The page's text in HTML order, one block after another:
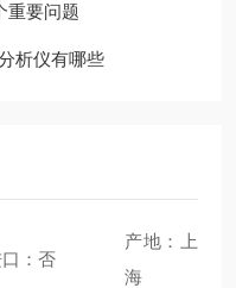
重要问题
析仪有哪些
：否
产地：上
海